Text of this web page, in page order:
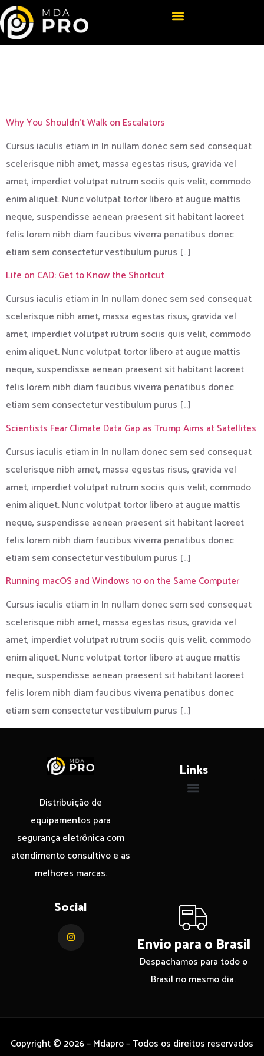
Why You Shouldn’t Walk on Escalators
Cursus iaculis etiam in In nullam donec sem sed consequat
scelerisque nibh amet, massa egestas risus, gravida vel
amet, imperdiet volutpat rutrum sociis quis velit, commodo
enim aliquet. Nunc volutpat tortor libero at augue mattis
neque, suspendisse aenean praesent sit habitant laoreet
felis lorem nibh diam faucibus viverra penatibus donec
etiam sem consectetur vestibulum purus […]
Life on CAD: Get to Know the Shortcut
Cursus iaculis etiam in In nullam donec sem sed consequat
scelerisque nibh amet, massa egestas risus, gravida vel
amet, imperdiet volutpat rutrum sociis quis velit, commodo
enim aliquet. Nunc volutpat tortor libero at augue mattis
neque, suspendisse aenean praesent sit habitant laoreet
felis lorem nibh diam faucibus viverra penatibus donec
etiam sem consectetur vestibulum purus […]
Scientists Fear Climate Data Gap as Trump Aims at Satellites
Cursus iaculis etiam in In nullam donec sem sed consequat
scelerisque nibh amet, massa egestas risus, gravida vel
amet, imperdiet volutpat rutrum sociis quis velit, commodo
enim aliquet. Nunc volutpat tortor libero at augue mattis
neque, suspendisse aenean praesent sit habitant laoreet
felis lorem nibh diam faucibus viverra penatibus donec
etiam sem consectetur vestibulum purus […]
Running macOS and Windows 10 on the Same Computer
Cursus iaculis etiam in In nullam donec sem sed consequat
scelerisque nibh amet, massa egestas risus, gravida vel
amet, imperdiet volutpat rutrum sociis quis velit, commodo
enim aliquet. Nunc volutpat tortor libero at augue mattis
neque, suspendisse aenean praesent sit habitant laoreet
felis lorem nibh diam faucibus viverra penatibus donec
etiam sem consectetur vestibulum purus […]
Distribuição de
equipamentos para
segurança eletrônica com
atendimento consultivo e as
melhores marcas.
Links
Social
Envio para o Brasil
Despachamos para todo o
Brasil no mesmo dia.
Copyright © 2026 – Mdapro – Todos os direitos reservados